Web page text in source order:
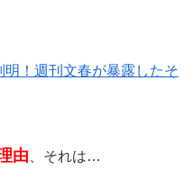
！週刊文春が暴露したそ
由 、それは…